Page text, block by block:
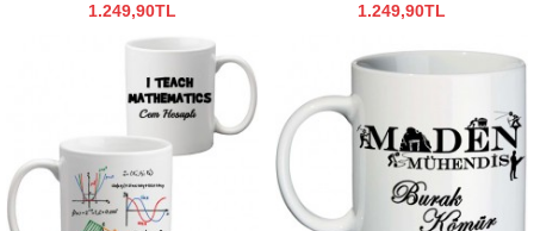
1.249,90TL
1.249,90TL